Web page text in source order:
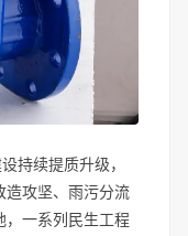
持续提质升级，
造攻坚、雨污分流
，一系列民生工程